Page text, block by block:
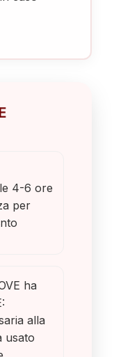
4-6 ore
per
ha
alla
usato